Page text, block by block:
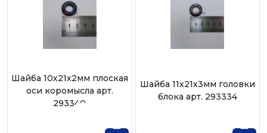
Шайба 10х21х2мм плоская
оси коромысла арт.
293340
Шайба 11х21х3мм головки
блока арт. 293334